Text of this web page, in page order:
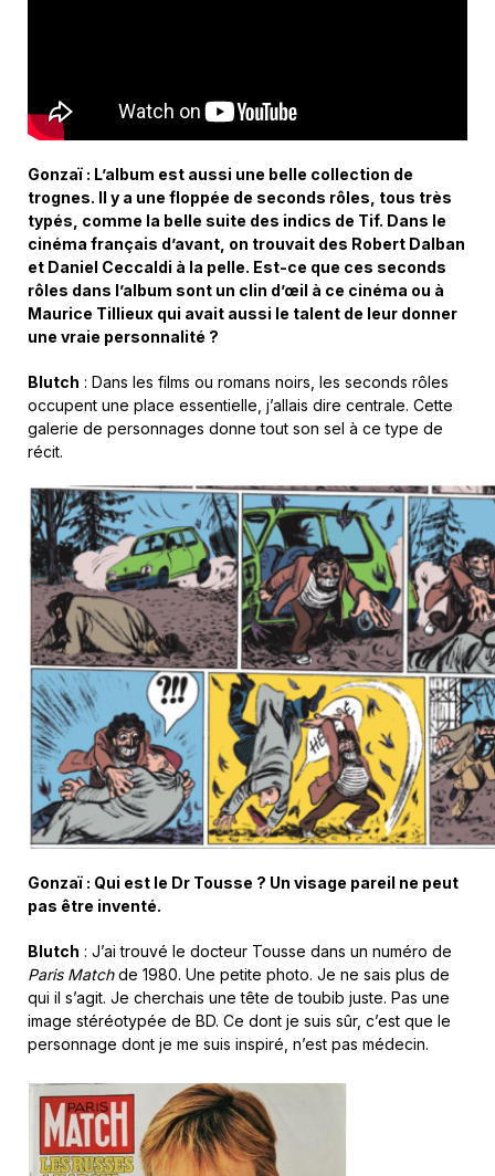
Gonzaï : L’album est aussi une belle collection de
trognes. Il y a une floppée de seconds rôles, tous très
typés, comme la belle suite des indics de Tif. Dans le
cinéma français d’avant, on trouvait des Robert Dalban
et Daniel Ceccaldi à la pelle. Est-ce que ces seconds
rôles dans l’album sont un clin d’œil à ce cinéma ou à
Maurice Tillieux qui avait aussi le talent de leur donner
une vraie personnalité ?
Blutch : Dans les films ou romans noirs, les seconds rôles
occupent une place essentielle, j’allais dire centrale. Cette
galerie de personnages donne tout son sel à ce type de
récit.
Gonzaï : Qui est le Dr Tousse ? Un visage pareil ne peut
pas être inventé.
Blutch : J’ai trouvé le docteur Tousse dans un numéro de
Paris Matchde 1980. Une petite photo. Je ne sais plus de
qui il s’agit. Je cherchais une tête de toubib juste. Pas une
image stéréotypée de BD. Ce dont je suis sûr, c’est que le
personnage dont je me suis inspiré, n’est pas médecin.